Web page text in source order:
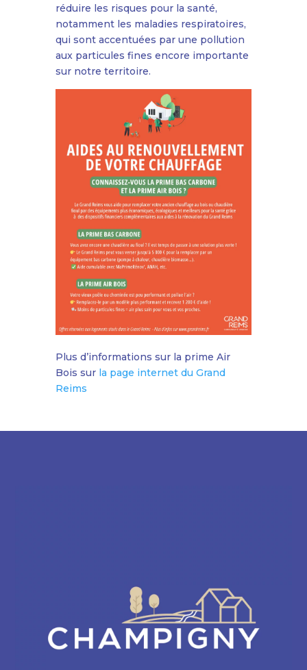
réduire les risques pour la santé,
notamment les maladies respiratoires,
qui sont accentuées par une pollution
aux particules fines encore importante
sur notre territoire.
Plus d’informations sur la prime Air
Bois sur la page internet du Grand
Reims